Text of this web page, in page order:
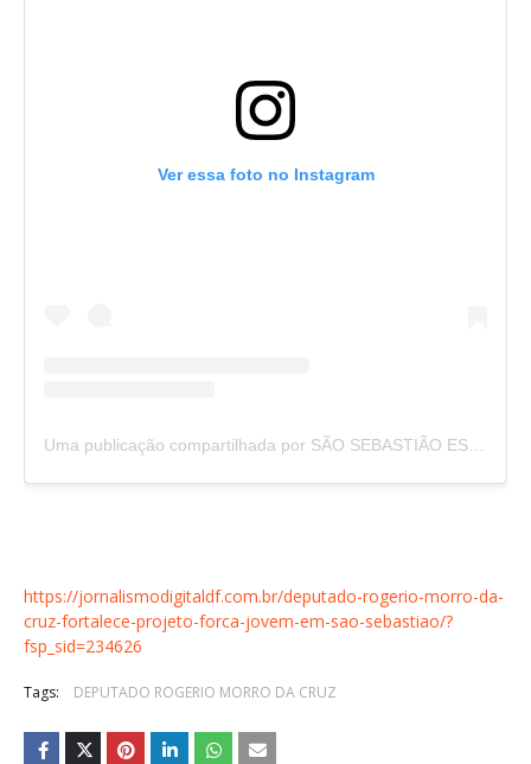
Ver essa foto no Instagram
https://jornalismodigitaldf.com.br/deputado-rogerio-morro-da-
cruz-fortalece-projeto-forca-jovem-em-sao-sebastiao/?
fsp_sid=234626
Tags: DEPUTADO ROGERIO MORRO DA CRUZ